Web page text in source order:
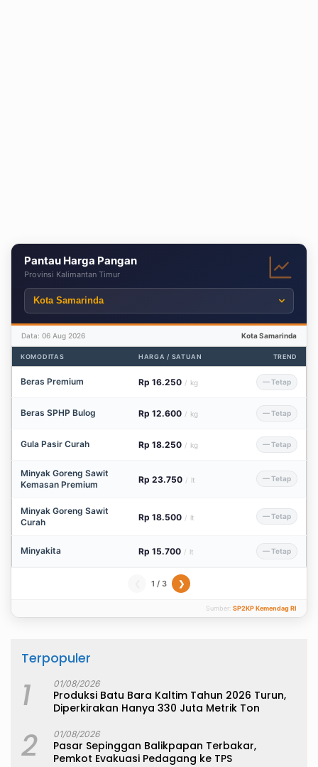
Pantau Harga Pangan
Provinsi Kalimantan Timur
Data: 06 Aug 2026 Kota Samarinda
KOMODITAS HARGA / SATUAN TREND
Beras Premium Rp 16.250 / kg — Tetap
Beras SPHP Bulog Rp 12.600 / kg — Tetap
Gula Pasir Curah Rp 18.250 / kg — Tetap
Minyak Goreng Sawit
Kemasan Premium
Rp 23.750 / lt — Tetap
Minyak Goreng Sawit
Curah
Rp 18.500 / lt — Tetap
Minyakita Rp 15.700 / lt — Tetap
1 / 3 ❯
Sumber: SP2KP Kemendag RI
Terpopuler
1 01/08/2026
Produksi Batu Bara Kaltim Tahun 2026 Turun,
Diperkirakan Hanya 330 Juta Metrik Ton
2 01/08/2026
Pasar Sepinggan Balikpapan Terbakar,
Pemkot Evakuasi Pedagang ke TPS